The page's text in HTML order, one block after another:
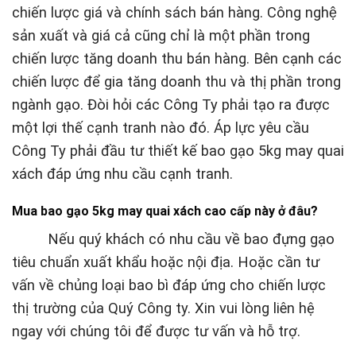
chiến lược giá và chính sách bán hàng. Công nghệ
sản xuất và giá cả cũng chỉ là một phần trong
chiến lược tăng doanh thu bán hàng. Bên cạnh các
chiến lược để gia tăng doanh thu và thị phần trong
ngành gạo. Đòi hỏi các Công Ty phải tạo ra được
một lợi thế cạnh tranh nào đó. Áp lực yêu cầu
Công Ty phải đầu tư thiết kế bao gạo 5kg may quai
xách đáp ứng nhu cầu cạnh tranh.
Mua bao gạo 5kg may quai xách cao cấp này ở đâu?
Nếu quý khách có nhu cầu về bao đựng gạo
tiêu chuẩn xuất khẩu hoặc nội địa. Hoặc cần tư
vấn về chủng loại bao bì đáp ứng cho chiến lược
thị trường của Quý Công ty. Xin vui lòng liên hệ
ngay với chúng tôi để được tư vấn và hỗ trợ.